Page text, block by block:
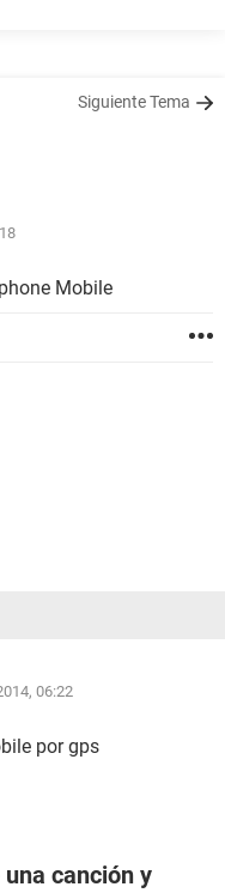
Siguiente Tema
Mobile
06:22
por gps
canción y